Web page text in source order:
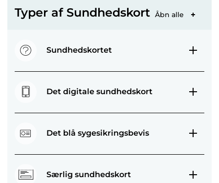
Typer af Sundhedskort Åbn alle
Sundhedskortet
Det digitale sundhedskort
Det blå sygesikringsbevis
Særlig sundhedskort